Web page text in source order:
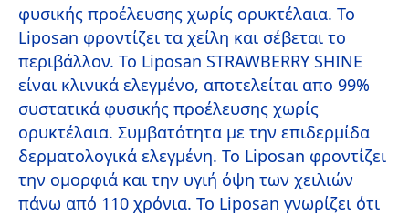
φυσικής προέλευσης χωρίς ορυκτέλαια. Το
Liposan φροντίζει τα χείλη και σέβεται το
περιβάλλον. Το Liposan STRAWBERRY SHINE
είναι κλινικά ελεγμένο, αποτελείται απο 99%
συστατικά φυσικής προέλευσης χωρίς
ορυκτέλαια. Συμβατότητα με την επιδερμίδα
δερματολογικά ελεγμένη. Το Liposan φροντίζει
την ομορφιά και την υγιή όψη των χειλιών
πάνω από 110 χρόνια. Το Liposan γνωρίζει ότι